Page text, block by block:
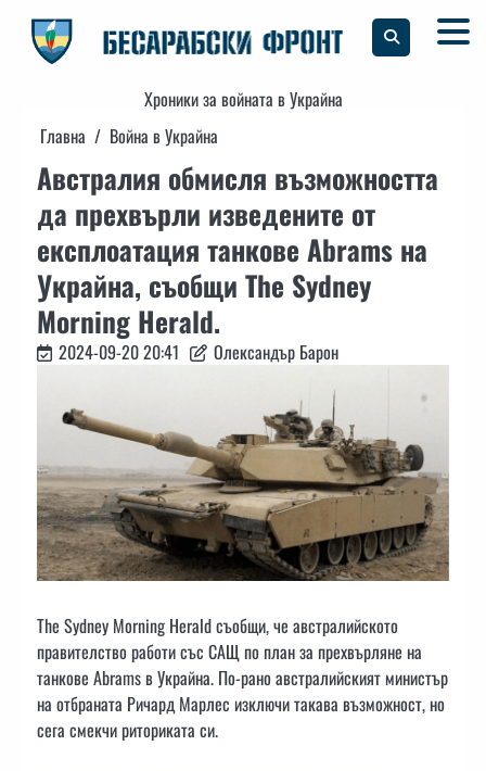
content
Хроники за войната в Украйна
Главна
Война в Украйна
Австралия обмисля възможността
да прехвърли изведените от
експлоатация танкове Abrams на
Украйна, съобщи The Sydney
Morning Herald.
2024-09-20 20:41 Олександър Барон
The Sydney Morning Herald съобщи, че австралийското
правителство работи със САЩ по план за прехвърляне на
танкове Abrams в Украйна. По-рано австралийският министър
на отбраната Ричард Марлес изключи такава възможност, но
сега смекчи риториката си.